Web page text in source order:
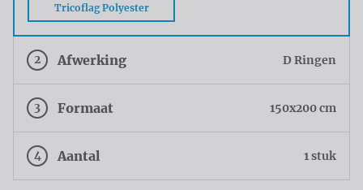
Tricoflag Polyester
2 Afwerking D Ringen
3 Formaat 150x200 cm
4 Aantal 1 stuk